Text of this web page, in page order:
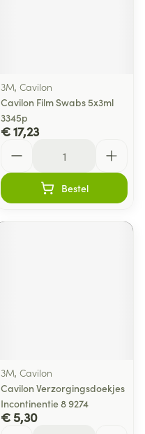
3M, Cavilon
Cavilon Film Swabs 5x3ml
3345p
€ 17,23
Bestel
3M, Cavilon
Cavilon Verzorgingsdoekjes
Incontinentie 8 9274
€ 5,30